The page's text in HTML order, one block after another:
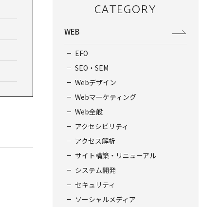
CATEGORY
WEB
EFO
SEO・SEM
Webデザイン
Webマーケティング
Web全般
アクセシビリティ
アクセス解析
サイト構築・リニューアル
システム開発
セキュリティ
ソーシャルメディア